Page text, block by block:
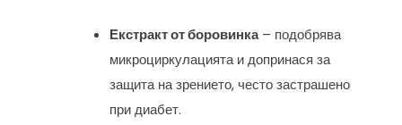
Екстракт от боровинка– подобрява
микроциркулацията и допринася за
защита на зрението, често застрашено
при диабет.